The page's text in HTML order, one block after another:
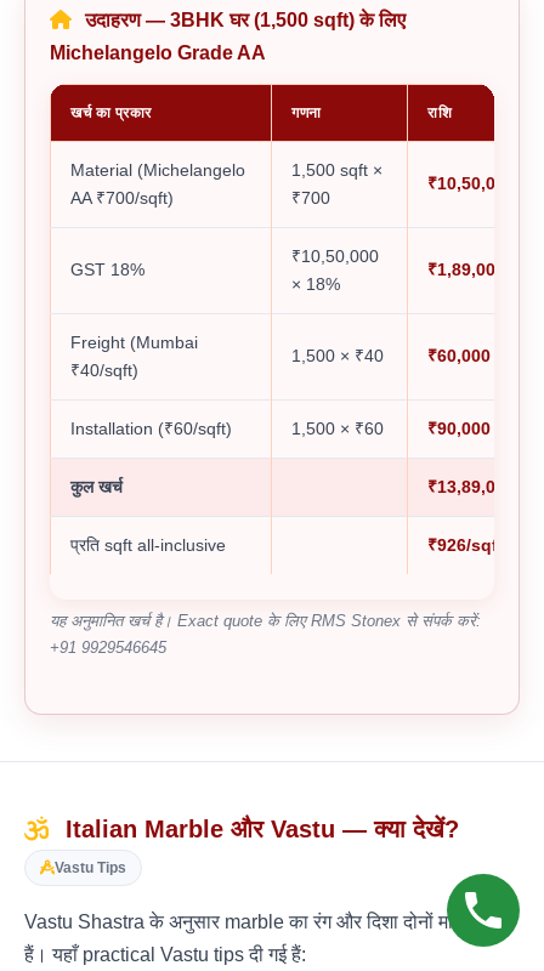
उदाहरण — 3BHK घर (1,500 sqft) के लिए
Michelangelo Grade AA
खर्च का प्रकार गणना राशि
Material (Michelangelo
AA ₹700/sqft)
1,500 sqft ×
₹700
₹10,50,000
GST 18%
₹10,50,000
× 18%
₹1,89,000
Freight (Mumbai
₹40/sqft)
1,500 × ₹40 ₹60,000
Installation (₹60/sqft) 1,500 × ₹60 ₹90,000
कुल खर्च ₹13,89,000
प्रति sqft all-inclusive ₹926/sqft
यह अनुमानित खर्च है। Exact quote के लिए RMS Stonex से संपर्क करें:
+91 9929546645
Italian Marble और Vastu — क्या देखें?
Vastu Tips
Vastu Shastra के अनुसार marble का रंग और दिशा दोनों मायने रखते
हैं। यहाँ practical Vastu tips दी गई हैं: